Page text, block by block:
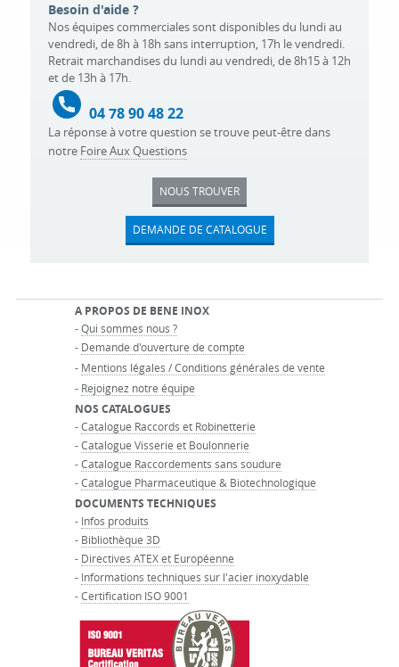
Besoin d'aide ?
Nos équipes commerciales sont disponibles du lundi au
vendredi, de 8h à 18h sans interruption, 17h le vendredi.
Retrait marchandises du lundi au vendredi, de 8h15 à 12h
et de 13h à 17h.
04 78 90 48 22
La réponse à votre question se trouve peut-être dans
notre Foire Aux Questions
NOUS TROUVER
DEMANDE DE CATALOGUE
A PROPOS DE BENE INOX
-Qui sommes nous ?
- Demande d'ouverture de compte
- Mentions légales / Conditions générales de vente
- Rejoignez notre équipe
NOS CATALOGUES
-Catalogue Raccords et Robinetterie
-Catalogue Visserie et Boulonnerie
-Catalogue Raccordements sans soudure
-Catalogue Pharmaceutique & Biotechnologique
DOCUMENTS TECHNIQUES
- Infos produits
- Bibliothèque 3D
- Directives ATEX et Européenne
- Informations techniques sur l'acier inoxydable
-Certification ISO 9001